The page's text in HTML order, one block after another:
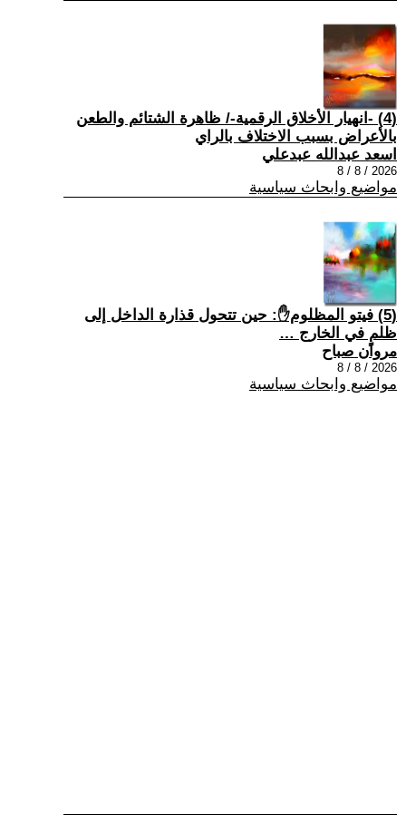
(4) -انهيار الأخلاق الرقمية-/ ظاهرة الشتائم والطعن
بالأعراض بسبب الاختلاف بالراي
اسعد عبدالله عبدعلي
2026 / 8 / 8
مواضيع وابحاث سياسية
(5) فيتو المظلوم✋: حين تتحول قذارة الداخل إلى
ظلمٍ في الخارج …
مروان صباح
2026 / 8 / 8
مواضيع وابحاث سياسية